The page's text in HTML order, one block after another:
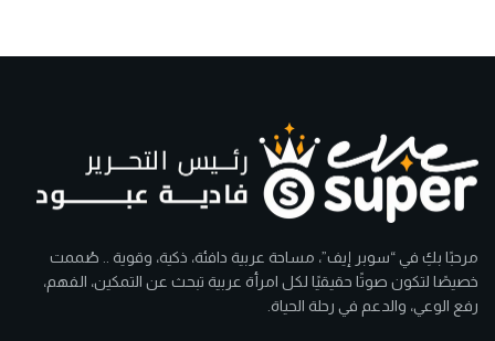
مرحبًا بكِ في “سوبر إيف”، مساحة عربية دافئة، ذكية، وقوية .. صُممت
خصيصًا لتكون صوتًا حقيقيًا لكل امرأة عربية تبحث عن التمكين، الفهم،
رفع الوعي، والدعم في رحلة الحياة.